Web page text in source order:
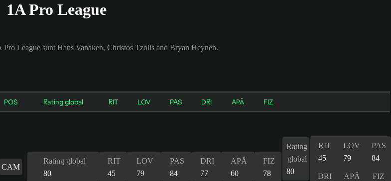
1A Pro League
League sunt Hans Vanaken, Christos Tzolis and Bryan Heynen.
POS Rating global RIT LOV PAS DRI APĂ FIZ
CAM
Rating global
80
RIT
45
LOV
79
PAS
84
DRI
77
APĂ
60
FIZ
78
Rating
global
80
RIT
45
LOV
79
PAS
84
DRI
APĂ
FIZ